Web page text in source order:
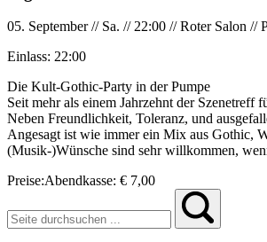
05. September// Sa. //22:00 //Roter Salon //
Einlass: 22:00
Die Kult-Gothic-Party in der Pumpe
Seit mehr als einem Jahrzehnt der Szenetreff
Neben Freundlichkeit, Toleranz, und
Angesagt ist wie immer ein Mix aus Gothic,
(Musik-)Wünsche sind sehr willkommen,
Preise:Abendkasse: € 7,00